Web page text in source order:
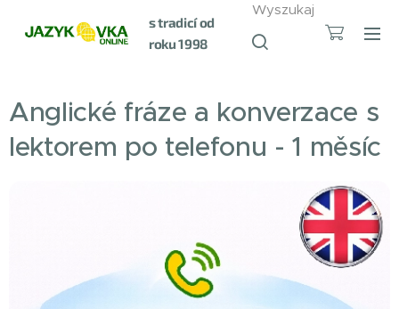
s tradicí od
roku 1998
Wyszukaj
Anglické fráze a konverzace s
lektorem po telefonu - 1 měsíc